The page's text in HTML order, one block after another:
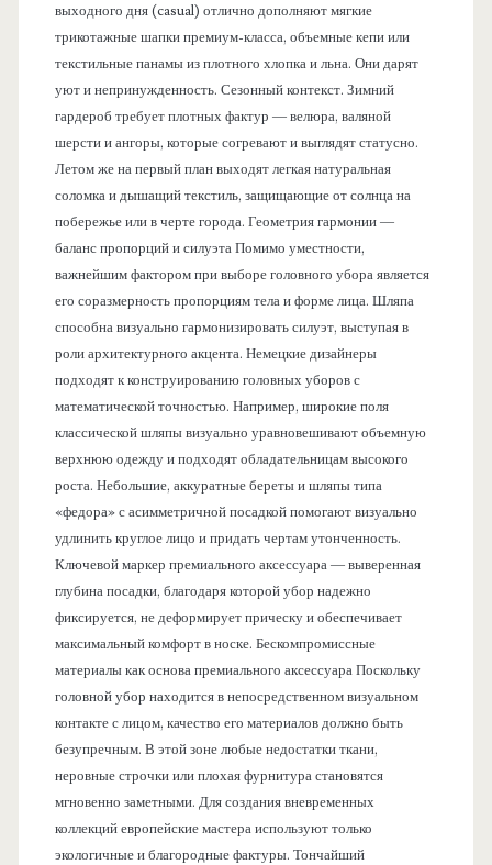
выходного дня (casual) отлично дополняют мягкие
трикотажные шапки премиум-класса, объемные кепи или
текстильные панамы из плотного хлопка и льна. Они дарят
уют и непринужденность. Сезонный контекст. Зимний
гардероб требует плотных фактур — велюра, валяной
шерсти и ангоры, которые согревают и выглядят статусно.
Летом же на первый план выходят легкая натуральная
соломка и дышащий текстиль, защищающие от солнца на
побережье или в черте города. Геометрия гармонии —
баланс пропорций и силуэта Помимо уместности,
важнейшим фактором при выборе головного убора является
его соразмерность пропорциям тела и форме лица. Шляпа
способна визуально гармонизировать силуэт, выступая в
роли архитектурного акцента. Немецкие дизайнеры
подходят к конструированию головных уборов с
математической точностью. Например, широкие поля
классической шляпы визуально уравновешивают объемную
верхнюю одежду и подходят обладательницам высокого
роста. Небольшие, аккуратные береты и шляпы типа
«федора» с асимметричной посадкой помогают визуально
удлинить круглое лицо и придать чертам утонченность.
Ключевой маркер премиального аксессуара — выверенная
глубина посадки, благодаря которой убор надежно
фиксируется, не деформирует прическу и обеспечивает
максимальный комфорт в носке. Бескомпромиссные
материалы как основа премиального аксессуара Поскольку
головной убор находится в непосредственном визуальном
контакте с лицом, качество его материалов должно быть
безупречным. В этой зоне любые недостатки ткани,
неровные строчки или плохая фурнитура становятся
мгновенно заметными. Для создания вневременных
коллекций европейские мастера используют только
экологичные и благородные фактуры. Тончайший